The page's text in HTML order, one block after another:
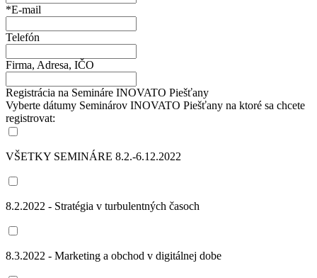
*E-mail
Telefón
Firma, Adresa, IČO
Registrácia na Semináre INOVATO Piešťany
Vyberte dátumy Seminárov INOVATO Piešťany na ktoré sa chcete
registrovat:
VŠETKY SEMINÁRE 8.2.-6.12.2022
8.2.2022 - Stratégia v turbulentných časoch
8.3.2022 - Marketing a obchod v digitálnej dobe